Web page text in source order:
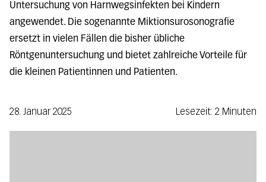
Untersuchung von Harnwegsinfekten bei Kindern
angewendet. Die sogenannte Miktionsurosonografie
ersetzt in vielen Fällen die bisher übliche
Röntgenuntersuchung und bietet zahlreiche Vorteile für
die kleinen Patientinnen und Patienten.
28. Januar 2025 Lesezeit: 2 Minuten